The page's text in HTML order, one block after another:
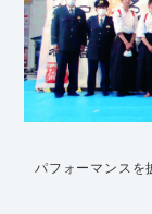
パフォーマンスを